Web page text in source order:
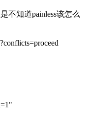
不知道painless该怎么